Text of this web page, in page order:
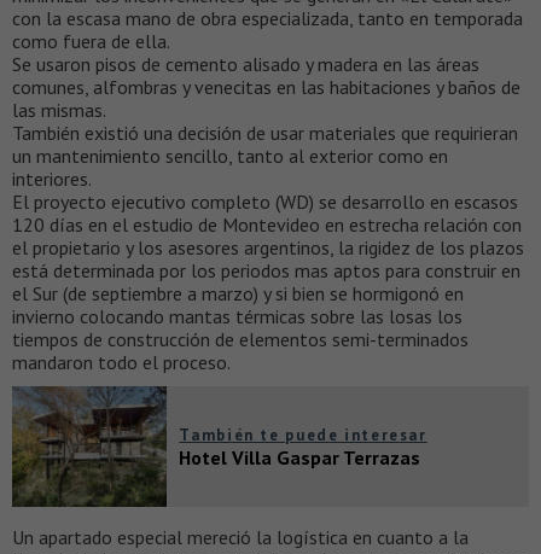
con la escasa mano de obra especializada, tanto en temporada
como fuera de ella.
Se usaron pisos de cemento alisado y madera en las áreas
comunes, alfombras y venecitas en las habitaciones y baños de
las mismas.
También existió una decisión de usar materiales que requirieran
un mantenimiento sencillo, tanto al exterior como en
interiores.
El proyecto ejecutivo completo (WD) se desarrollo en escasos
120 días en el estudio de Montevideo en estrecha relación con
el propietario y los asesores argentinos, la rigidez de los plazos
está determinada por los periodos mas aptos para construir en
el Sur (de septiembre a marzo) y si bien se hormigonó en
invierno colocando mantas térmicas sobre las losas los
tiempos de construcción de elementos semi-terminados
mandaron todo el proceso.
También te puede interesar
Hotel Villa Gaspar Terrazas
Un apartado especial mereció la logística en cuanto a la